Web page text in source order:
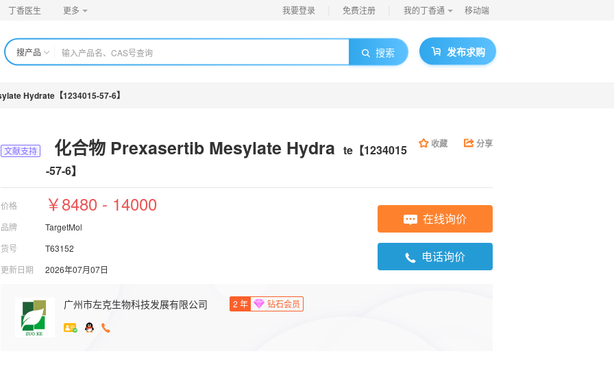
丁香医生 更多 我要登录 免费注册 我的丁香通 移动端
搜产品 搜索 发布求购
Hydrate【1234015-57-6】
文献支持 化合物 Prexasertib Mesylate Hydra te【1234015
-57-6】
收藏 分享
价格 ￥8480 - 14000
品牌
TargetMol
货号
T63152
更新日期
2026年07月07日
在线询价
电话询价
广州市左克生物科技发展有限公司 2 年 钻石会员